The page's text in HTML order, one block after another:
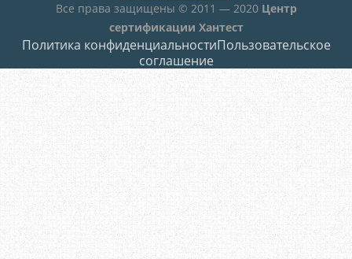
Все права защищены © 2011 — 2020 Центр
сертификации Хантест
Политика конфиденциальностиПользовательское
соглашение